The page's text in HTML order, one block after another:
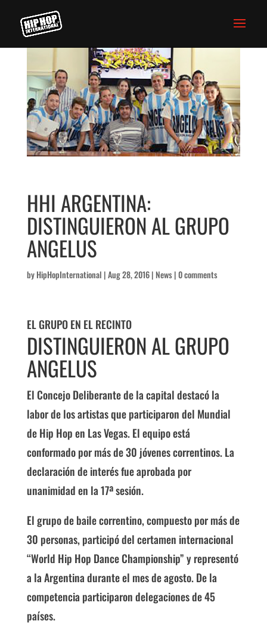
HHI ARGENTINA:
DISTINGUIERON AL GRUPO
ANGELUS
byHipHopInternational |Aug 28, 2016| News|0 comments
EL GRUPO EN EL RECINTO
DISTINGUIERON AL GRUPO
ANGELUS
El Concejo Deliberante de la capital des­tacó la
labor de los artistas que participa­ron del Mundial
de Hip Hop en Las Vegas. El equipo está
conformado por más de 30 jóvenes correntinos. La
declaración de inte­rés fue aprobada por
unanimidad en la 17ª sesión.
El grupo de baile correntino, compuesto por más de
30 personas, participó del certa­men internacional
“World Hip Hop Dance Championship” y representó
a la Argentina durante el mes de agosto. De la
competen­cia participaron delegaciones de 45
países.